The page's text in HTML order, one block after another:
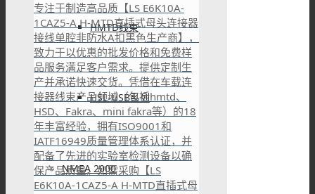
HMTD线束
HSL-USB系列
NMEA 2000
专注于制造高品质【LS E6K10A-
1CAZ5-A H-MTD直插式母头连接器
接线单腔非防水A扣黑色生产商】，
致力于以优惠的批发价格和免费样
品服务满足客户需求。提供定制生
产并承诺快速交货。凭借在车载连
接器线束产品领域（包括hmtd、
HSD、Fakra、mini fakra等）的18
年丰富经验，拥有ISO9001和
IATF16949质量管理体系认证，并
配备了先进的实验室检测设备以确
保产品质量。如需采购【LS
E6K10A-1CAZ5-A H-MTD直插式母